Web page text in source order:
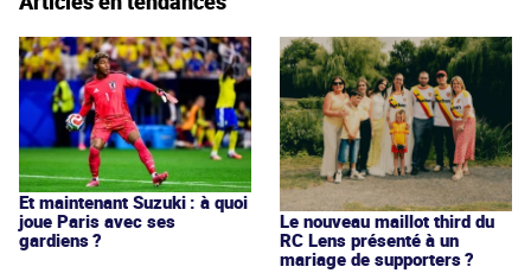
Et maintenant Suzuki : à quoi
joue Paris avec ses
gardiens ?
Le nouveau maillot third du
RC Lens présenté à un
mariage de supporters ?